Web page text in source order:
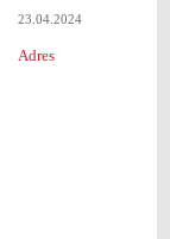
23.04.2024
Adres